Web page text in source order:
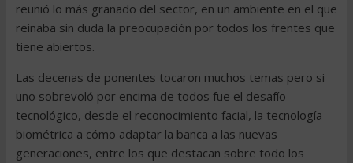
reunió lo más granado del sector, en un ambiente en el que
reinaba sin duda la preocupación por todos los frentes que
tiene abiertos.
Las decenas de ponentes tocaron muchos temas pero si
uno sobrevoló por encima de todos fue el desafío
tecnológico, desde el reconocimiento facial, la tecnología
biométrica a cómo adaptar la banca a las nuevas
generaciones, entre los que destacan sobre todo los